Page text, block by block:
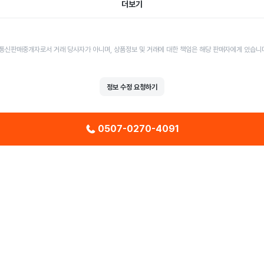
더보기
신판매중개자로서 거래 당사자가 아니며, 상품정보 및 거래에 대한 책임은 해당 판매자에게 있습니
정보 수정 요청하기
0507-0270-4091